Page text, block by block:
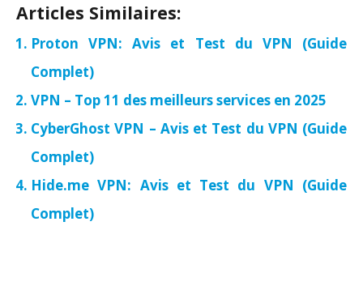
Articles Similaires:
Proton VPN: Avis et Test du VPN (Guide
Complet)
VPN – Top 11 des meilleurs services en 2025
CyberGhost VPN – Avis et Test du VPN (Guide
Complet)
Hide.me VPN: Avis et Test du VPN (Guide
Complet)